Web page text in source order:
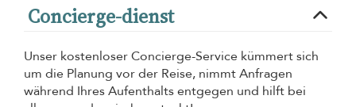
Concierge-dienst
Unser kostenloser Concierge-Service kümmert sich
um die Planung vor der Reise, nimmt Anfragen
während Ihres Aufenthalts entgegen und hilft bei